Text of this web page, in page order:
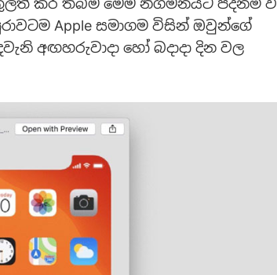
කර තිබීම මෙම නිගමනයට පදනම් වී
Apple සමාගම විසින් ඔවුන්ගේ
අඟහරුවාදා හෝ බදාදා දින වල